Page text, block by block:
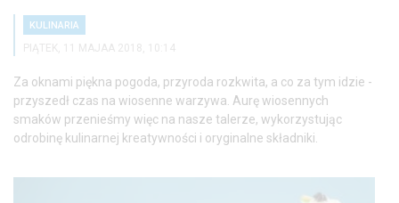
KULINARIA
PIĄTEK, 11 MAJAA 2018, 10:14
Za oknami piękna pogoda, przyroda rozkwita, a co za tym idzie -
przyszedł czas na wiosenne warzywa. Aurę wiosennych
smaków przenieśmy więc na nasze talerze, wykorzystując
odrobinę kulinarnej kreatywności i oryginalne składniki.